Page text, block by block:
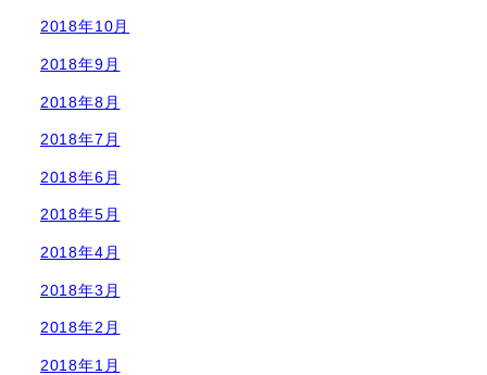
2018年10月
2018年9月
2018年8月
2018年7月
2018年6月
2018年5月
2018年4月
2018年3月
2018年2月
2018年1月